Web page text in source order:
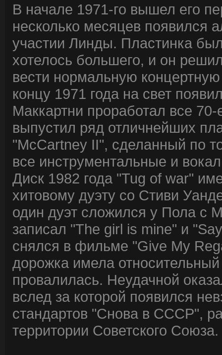
В начале 1971-го вышел его
несколько месяцев появился
участии Линды. Пластинка
хотелось большего, и он
вести нормальную
концу 1971 года на свет
Маккартни проработал все
выпустил ряд отличнейших
"McCartney II", сделанный по
все инструментальные и
Диск 1982 года "Tug of war"
хитовому дуэту со Стиви
один дуэт сложился у Пола с
записал "The girl is mine" и
снялся в фильме "Give My
дорожка имела
провалилась. Неудачной
вслед за которой появился
стандартов "Снова в СССР",
территории Советского Союза.